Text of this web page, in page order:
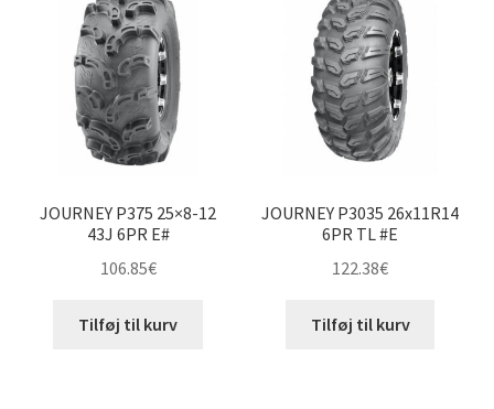
JOURNEY P375 25×8-12
43J 6PR E#
106.85€
Tilføj til kurv
JOURNEY P3035 26x11R14
6PR TL #E
122.38€
Tilføj til kurv